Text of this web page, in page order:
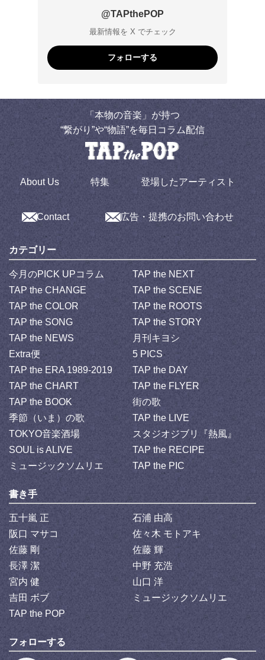
@TAPthePOP
最新情報を X でチェック
フォローする
「本物の音楽」が持つ
“繋がり”や“物語”を毎日コラム配信
About Us 特集 登場したアーティスト
Contact 広告・提携のお問い合わせ
カテゴリー
今月のPICK UPコラム
TAP the NEXT
TAP the CHANGE
TAP the SCENE
TAP the COLOR
TAP the ROOTS
TAP the SONG
TAP the STORY
TAP the NEWS
月刊キヨシ
Extra便
5 PICS
TAP the ERA 1989-2019
TAP the DAY
TAP the CHART
TAP the FLYER
TAP the BOOK
街の歌
季節（いま）の歌
TAP the LIVE
TOKYO音楽酒場
スタジオジブリ『熱風』
SOUL is ALIVE
TAP the RECIPE
ミュージックソムリエ
TAP the PIC
書き手
五十嵐 正
石浦 由高
阪口 マサコ
佐々木 モトアキ
佐藤 剛
佐藤 輝
長澤 潔
中野 充浩
宮内 健
山口 洋
吉田 ボブ
ミュージックソムリエ
TAP the POP
フォローする